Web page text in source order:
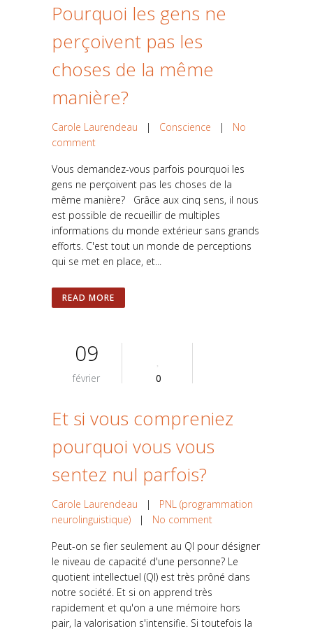
Pourquoi les gens ne
perçoivent pas les
choses de la même
manière?
Carole Laurendeau | Conscience | No
comment
Vous demandez-vous parfois pourquoi les
gens ne perçoivent pas les choses de la
même manière? Grâce aux cinq sens, il nous
est possible de recueillir de multiples
informations du monde extérieur sans grands
efforts. C'est tout un monde de perceptions
qui se met en place, et...
READ MORE
09
février 0
Et si vous compreniez
pourquoi vous vous
sentez nul parfois?
Carole Laurendeau | PNL (programmation
neurolinguistique) | No comment
Peut-on se fier seulement au QI pour désigner
le niveau de capacité d'une personne? Le
quotient intellectuel (QI) est très prôné dans
notre société. Et si on apprend très
rapidement et qu'on a une mémoire hors
pair, la valorisation s'intensifie. Si toutefois la